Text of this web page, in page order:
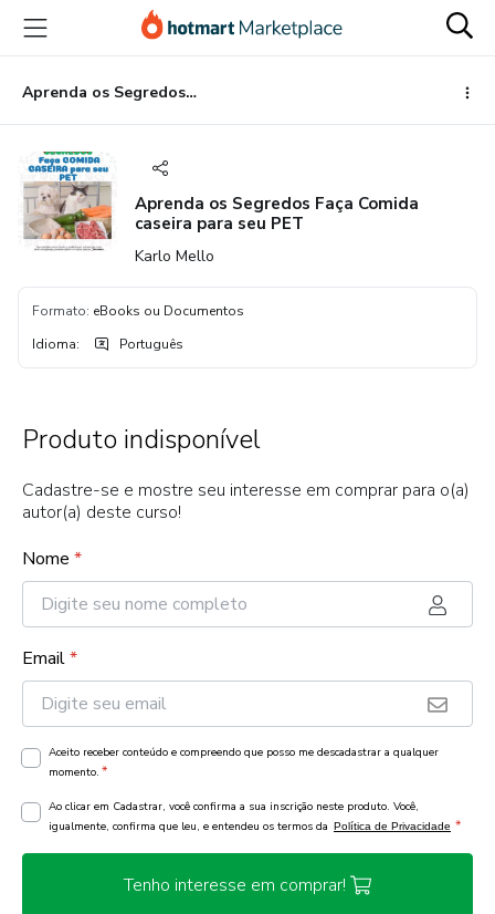
para
conteúdo
principal
para
pagamento
para
rodapé
Aprenda os Segredos Faça Comida caseira para seu PET
Aprenda os Segredos Faça Comida
caseira para seu PET
Karlo Mello
Formato: eBooks ou Documentos
Idioma: Português
Produto indisponível
Cadastre-se e mostre seu interesse em comprar para o(a)
autor(a) deste curso!
Nome *
Email*
Aceito receber conteúdo e compreendo que posso me descadastrar a qualquer
momento. *
Ao clicar em Cadastrar, você confirma a sua inscrição neste produto. Você,
igualmente, confirma que leu, e entendeu os termos da Política de Privacidade *
Tenho interesse em comprar!